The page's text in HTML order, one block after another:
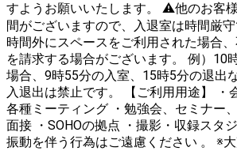
すようお願いいたします。 ⚠️他のお客様のご予約や清掃時
間がございますので、入退室は時間厳
時間外にスペースをご利用された場合
を請求する場合がございます。 例）10
場合、9時55分の入室、15時5分の退出
入退出は禁止です。 【ご利用用途】 ・会議、打ち合わせ、
各種ミーティング ・勉強会、セミナー、レッスン ・面談、
面接 ・SOHOの拠点 ・撮影・収録スタジオ ※ただし大音量や
振動を伴う行為はご遠慮ください 。 ※